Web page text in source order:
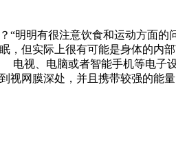
明有很注意饮食和运动方面的
，但实际上很有可能是身体
视、电脑或者智能手机等电
网膜深处，并且携带较强的能量